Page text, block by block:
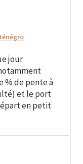
jour
% de pente à
et le port
en petit